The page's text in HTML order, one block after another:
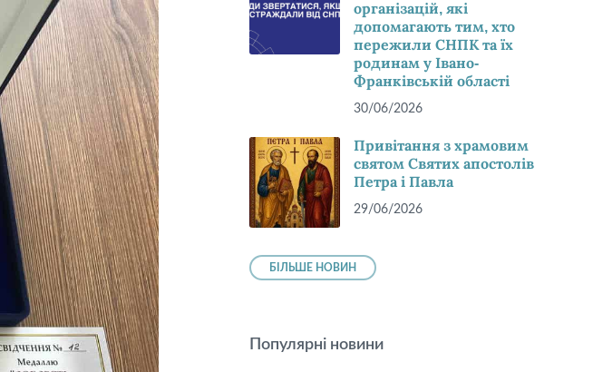
організацій, які
допомагають тим, хто
пережили СНПК та їх
родинам у Івано-
Франківській області
30/06/2026
Привітання з храмовим
святом Святих апостолів
Петра і Павла
29/06/2026
БІЛЬШЕ НОВИН
Популярні новини